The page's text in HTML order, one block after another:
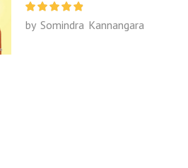
by Somindra Kannangara